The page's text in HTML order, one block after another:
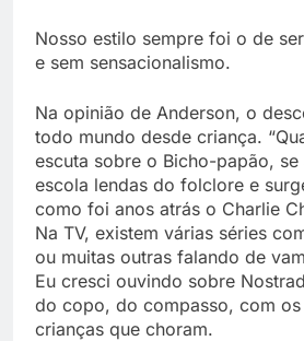
Nosso estilo sempre foi o de
e sem sensacionalismo.
Na opinião de Anderson, o
todo mundo desde criança.
escuta sobre o Bicho-papão, se
escola lendas do folclore e
como foi anos atrás o Charlie
Na TV, existem várias séries
ou muitas outras falando de
Eu cresci ouvindo sobre
do copo, do compasso, com
crianças que choram.